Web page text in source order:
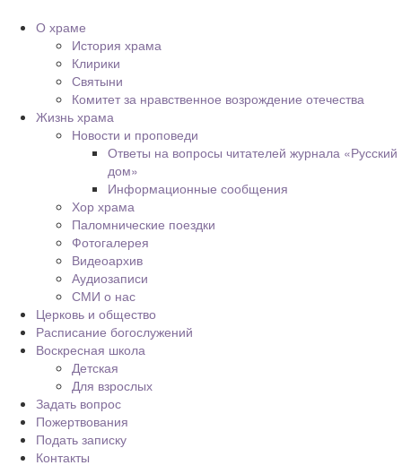
О храме
История храма
Клирики
Святыни
Комитет за нравственное возрождение отечества
Жизнь храма
Новости и проповеди
Ответы на вопросы читателей журнала «Русский
дом»
Информационные сообщения
Хор храма
Паломнические поездки
Фотогалерея
Видеоархив
Аудиозаписи
СМИ о нас
Церковь и общество
Расписание богослужений
Воскресная школа
Детская
Для взрослых
Задать вопрос
Пожертвования
Подать записку
Контакты